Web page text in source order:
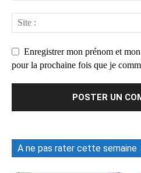
Enregistrer mon prénom et
pour la prochaine fois que je
A ne pas rater cette semaine